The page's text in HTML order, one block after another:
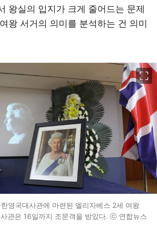
왕실의 입지가 크게 줄어드는 문제
왕 서거의 의미를 분석하는 건 의미
영국대사관에 마련된 엘리자베스 2세 여왕
관은 16일까지 조문객을 받았다. ⓒ 연합뉴스